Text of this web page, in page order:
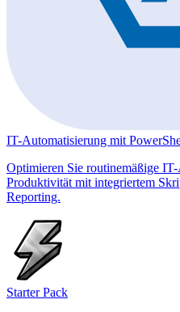
IT-Automatisierung mit
Optimieren Sie routinemäßige
Produktivität mit integriertem
Reporting.
Starter Pack